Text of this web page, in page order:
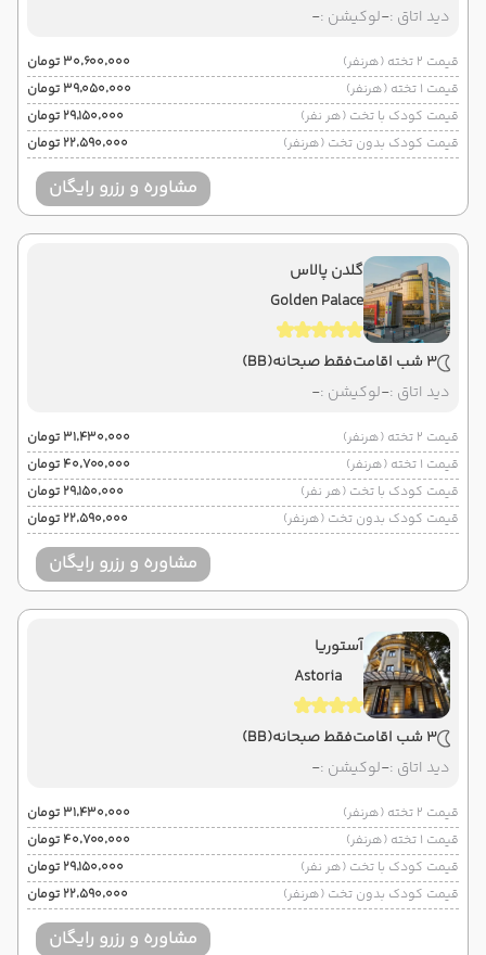
دید اتاق :-لوکیشن :-
قیمت 2 تخته (هرنفر)
۳۰٬۶۰۰٬۰۰۰ تومان
قیمت 1 تخته (هرنفر)
۳۹٬۰۵۰٬۰۰۰ تومان
قیمت کودک با تخت (هر نفر)
۲۹٬۱۵۰٬۰۰۰ تومان
قیمت کودک بدون تخت (هرنفر)
۲۲٬۵۹۰٬۰۰۰ تومان
مشاوره و رزرو رایگان
گلدن پالاس
Golden Palace
3 شب اقامت فقط صبحانه(BB)
دید اتاق :-لوکیشن :-
قیمت 2 تخته (هرنفر)
۳۱٬۴۳۰٬۰۰۰ تومان
قیمت 1 تخته (هرنفر)
۴۰٬۷۰۰٬۰۰۰ تومان
قیمت کودک با تخت (هر نفر)
۲۹٬۱۵۰٬۰۰۰ تومان
قیمت کودک بدون تخت (هرنفر)
۲۲٬۵۹۰٬۰۰۰ تومان
مشاوره و رزرو رایگان
آستوریا
Astoria
3 شب اقامت فقط صبحانه(BB)
دید اتاق :-لوکیشن :-
قیمت 2 تخته (هرنفر)
۳۱٬۴۳۰٬۰۰۰ تومان
قیمت 1 تخته (هرنفر)
۴۰٬۷۰۰٬۰۰۰ تومان
قیمت کودک با تخت (هر نفر)
۲۹٬۱۵۰٬۰۰۰ تومان
قیمت کودک بدون تخت (هرنفر)
۲۲٬۵۹۰٬۰۰۰ تومان
مشاوره و رزرو رایگان